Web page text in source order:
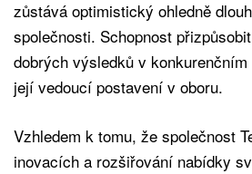
zůstává optimistický ohledně
společnosti. Schopnost
dobrých výsledků v
její vedoucí postavení v oboru.
Vzhledem k tomu, že společnost
inovacích a rozšiřování nabídky